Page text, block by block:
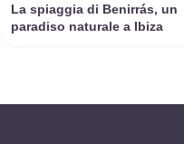
La spiaggia di Benirrás, un
paradiso naturale a Ibiza